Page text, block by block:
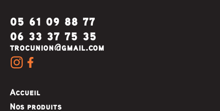
05 61 09 88 77
06 33 37 75 35
trocunion@gmail.com
Accueil
Nos produits